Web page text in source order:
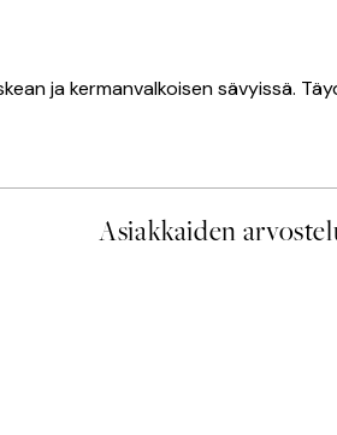
ja kermanvalkoisen sävyissä.
Asiakkaiden